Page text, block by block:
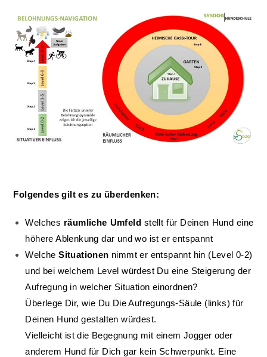
Folgendes gilt es zu überdenken:
Welches räumliche Umfeldstellt für Deinen Hund eine
höhere Ablenkung dar und wo ist er entspannt
WelcheSituationen nimmt er entspannt hin (Level 0-2)
und bei welchem Level würdest Du eine Steigerung der
Aufregung in welcher Situation einordnen?
Überlege Dir, wie Du Die Aufregungs-Säule (links) für
Deinen Hund gestalten würdest.
Vielleicht ist die Begegnung mit einem Jogger oder
anderem Hund für Dich gar kein Schwerpunkt. Eine